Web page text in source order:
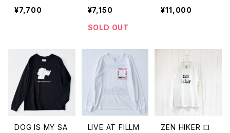
5 Tシャツ
¥7,700
PERS OF BOLL
OCKS” Tシャツ
¥7,150
SOLD OUT
GO LS ’25 ロン
グスリーブシャツ
¥11,000
DOG IS MY SA
LIVE AT FILLM
ZEN HIKER ロ